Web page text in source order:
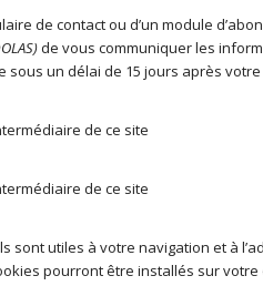
de contact ou d’un module
de vous communiquer les
un délai de 15 jours après
de ce site
de ce site
sont utiles à votre navigation et à
pourront être installés sur